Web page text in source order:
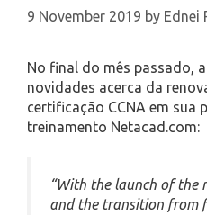
9 November 2019 by Ednei
No final do mês passado,
novidades acerca da
certificação CCNA em sua
treinamento Netacad.com:
“With the launch of the
and the transition from